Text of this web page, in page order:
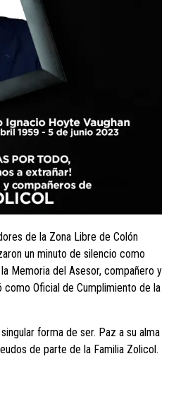
de la Zona Libre de Colón
un minuto de silencio como
Memoria del Asesor, compañero y
Oficial de Cumplimiento de la
forma de ser. Paz a su alma
de parte de la Familia Zolicol.